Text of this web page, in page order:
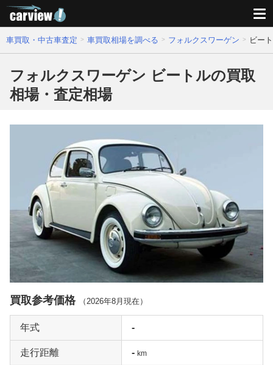
車買取・中古車査定 車買取相場を調べる フォルクスワーゲン ビー
フォルクスワーゲン ビートルの買取
相場・査定相場
買取参考価格 （ 2026年8月 現在）
年式 -
走行距離 - km